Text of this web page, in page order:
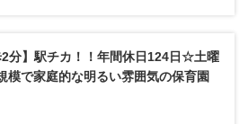
2分】駅チカ！！年間休日124日☆土曜
模で家庭的な明るい雰囲気の保育園